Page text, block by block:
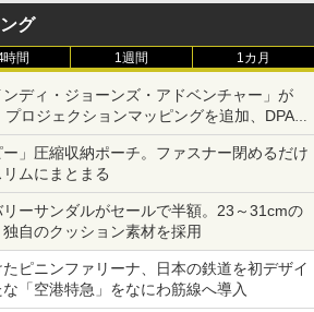
グ
時間 1週間 1カ月
ディ・ジョーンズ・アドベンチャー」が
ロジェクションマッピングを追加、DPA
」圧縮収納ポーチ。ファスナー閉めるだけ
ムにまとまる
ーサンダルがセールで半額。23～31cmの
自のクッション素材を採用
ピニンファリーナ、日本の鉄道を初デザイ
「空港特急」をなにわ筋線へ導入